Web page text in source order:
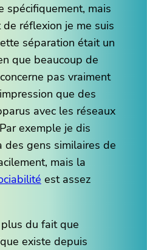
spécifiquement, mais
réflexion je me suis
séparation était un
que beaucoup de
pas vraiment
que des
avec les réseaux
exemple je dis
des gens similaires de
mais la
est assez
du fait que
existe depuis